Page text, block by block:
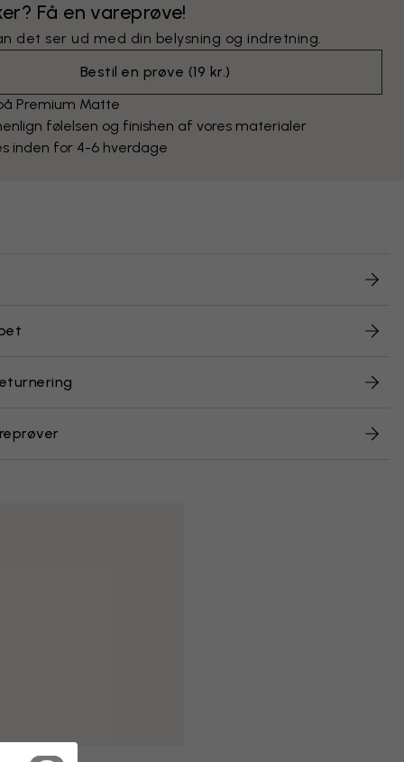
Få en vareprøve!
det ser ud med din belysning og indretning.
Bestil en prøve (19 kr.)
Premium Matte
følelsen og finishen af vores materialer
inden for 4-6 hverdage